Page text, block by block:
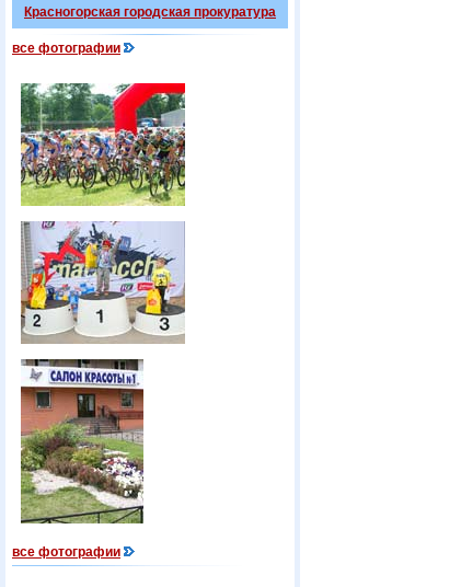
Красногорская городская прокуратура
все фотографии
все фотографии